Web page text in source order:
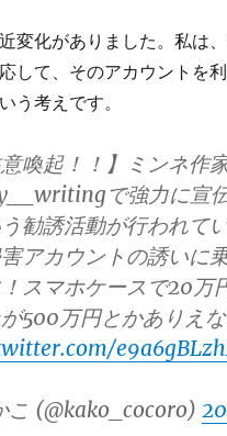
変化がありました。私は
して、そのアカウントを
う考えです。
意喚起！！】ミンネ作
で強力に宣
勧誘活動が行われて
アカウントの誘いに
！スマホケースで20万
500万円とかありえ
(@kako_cocoro)